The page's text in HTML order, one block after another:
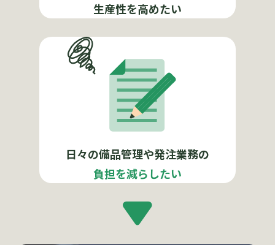
生産性を高めたい
日々の備品管理や発注業務の
負担を減らしたい